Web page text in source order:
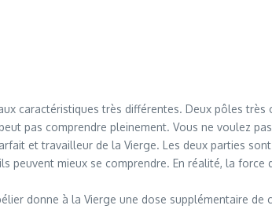
caractéristiques très différentes. Deux pôles
pas comprendre pleinement. Vous ne voulez
et travailleur de la Vierge. Les deux parties
peuvent mieux se comprendre. En réalité, la
donne à la Vierge une dose supplémentaire